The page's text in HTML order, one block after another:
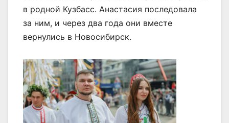
в родной Кузбасс. Анастасия последовала
за ним, и через два года они вместе
вернулись в Новосибирск.